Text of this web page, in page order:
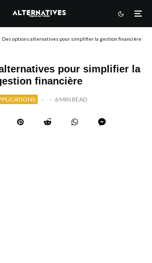
Des options alternatives pour simplifier la gestion financière
pour simplifier la
financière
· · 6 MIN READ